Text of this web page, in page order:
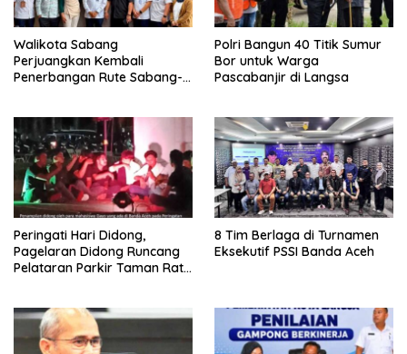
Walikota Sabang
Perjuangkan Kembali
Penerbangan Rute Sabang-
Polri Bangun 40 Titik Sumur
Bor untuk Warga
Pascabanjir di Langsa
Peringati Hari Didong,
Pagelaran Didong Runcang
Pelataran Parkir Taman Ratu
8 Tim Berlaga di Turnamen
Eksekutif PSSI Banda Aceh